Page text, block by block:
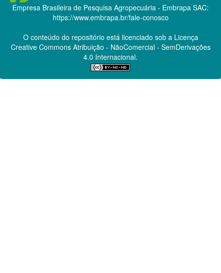
Empresa Brasileira de Pesquisa Agropecuária - Embrapa SAC:
https://www.embrapa.br/fale-conosco
O conteúdo do repositório está licenciado sob a Licença
Creative CommonsAtribuição - NãoComercial - SemDerivações
4.0 Internacional.